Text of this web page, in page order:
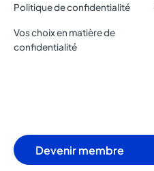
Politique de confidentialité
Vos choix en matière de
confidentialité
Devenir membre